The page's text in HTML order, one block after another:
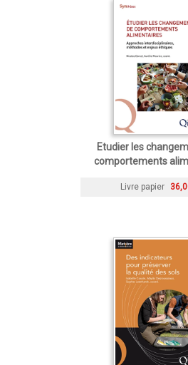
Etudier les
comportements
Livre papier